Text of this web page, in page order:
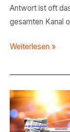
Antwort ist oft
gesamten Kanal
Weiterlesen »
Kommunikation
in
Microsoft